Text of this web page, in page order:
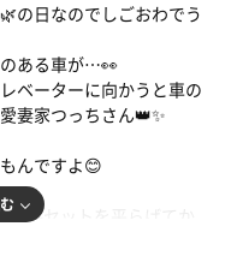
んだが…何せATMで下ろ
られない…。
じゃないか…！
チに変更🍛
間をありがとう、サフレ
のはもはや様式美😭
の日なのでしごおわでう
ある車が…👀
ベーターに向かうと車の
妻家つっちさん👑✨
んですよ😊
丼セットを平らげてか
ずのキングっぷりです👑